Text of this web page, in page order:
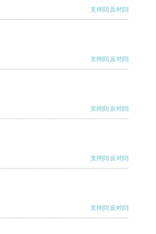
支持[0] 反对[0]
支持[0] 反对[0]
支持[0] 反对[0]
支持[0] 反对[0]
支持[0] 反对[0]